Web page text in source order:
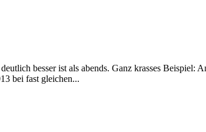
besser ist als abends. Ganz krasses
bei fast gleichen...